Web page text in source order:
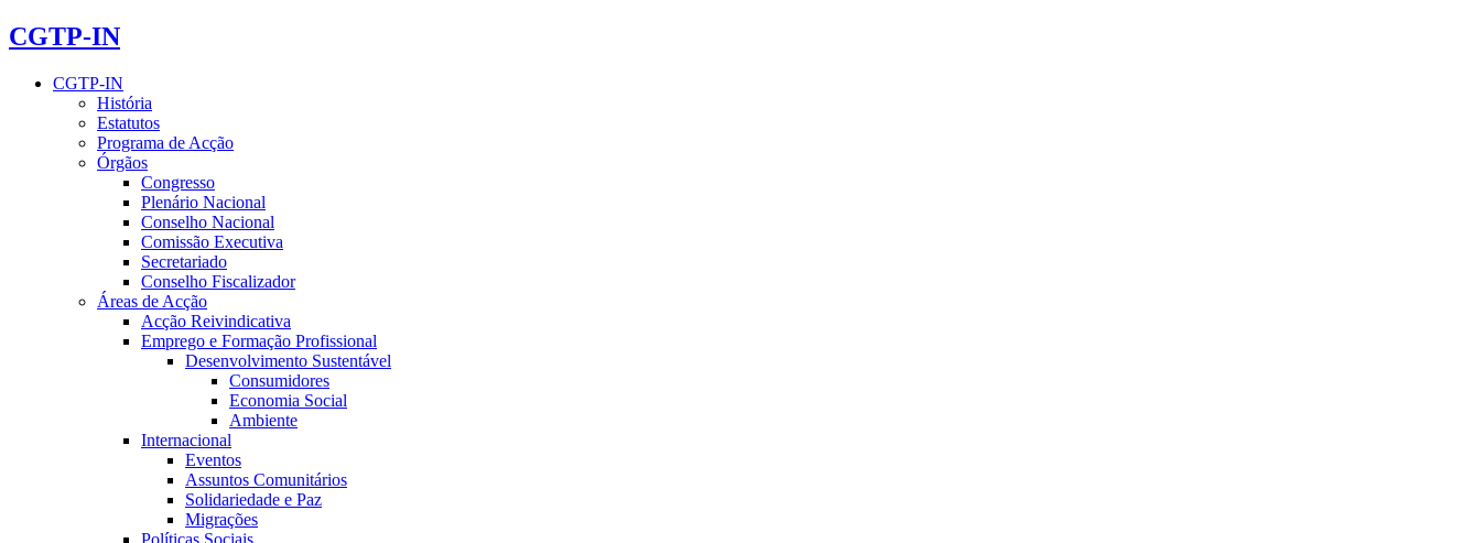
CGTP-IN
CGTP-IN
História
Estatutos
Programa de Acção
Órgãos
Congresso
Plenário Nacional
Conselho Nacional
Comissão Executiva
Secretariado
Conselho Fiscalizador
Áreas de Acção
Acção Reivindicativa
Emprego e Formação Profissional
Desenvolvimento Sustentável
Consumidores
Economia Social
Ambiente
Internacional
Eventos
Assuntos Comunitários
Solidariedade e Paz
Migrações
Políticas Sociais